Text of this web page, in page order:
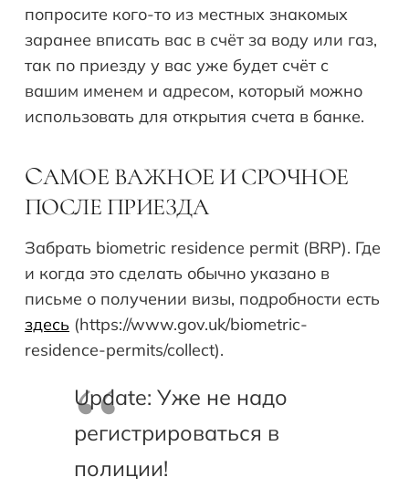
попросите кого-то из местных знакомых
заранее вписать вас в счёт за воду или газ,
так по приезду у вас уже будет счёт с
вашим именем и адресом, который можно
использовать для открытия счета в банке.
САМОЕ ВАЖНОЕ И СРОЧНОЕ
ПОСЛЕ ПРИЕЗДА
Забрать biometric residence permit (BRP). Где
и когда это сделать обычно указано в
письме о получении визы, подробности есть
здесь (https://www.gov.uk/biometric-
residence-permits/collect).
Update: Уже не надо
регистрироваться в
полиции!